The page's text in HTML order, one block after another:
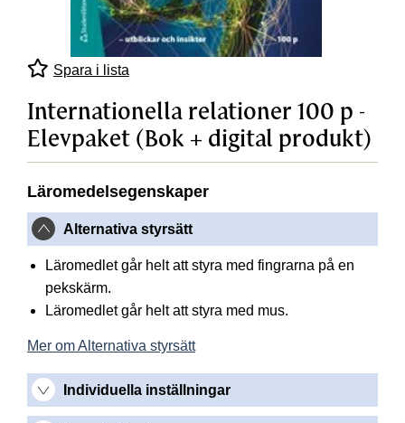
Spara i lista
Internationella relationer 100 p -
Elevpaket (Bok + digital produkt)
Läromedelsegenskaper
Alternativa styrsätt
Läromedlet går helt att styra med fingrarna på en
pekskärm.
Läromedlet går helt att styra med mus.
Mer om Alternativa styrsätt
Individuella inställningar